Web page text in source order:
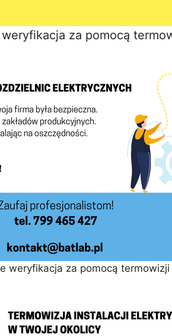
za pomocą
weryfikacja za pomocą